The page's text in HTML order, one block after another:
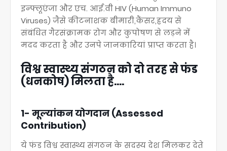
इन्फ्लूएंजा और एच. आई.वी HIV (Human Immuno
Viruses) जैसे कीटनाशक बीमारी,कैंसर,ह्रदय से
संबंधित गैरसंक्रामक रोग और कुपोषण से लड़ने में
मदद करता है और उनपे जानकारियां प्राप्त करता है।
विश्व स्वास्थ्य संगठन को दो तरह से फंड
(धनकोष) मिलता है....
1- मूल्यांकन योगदान (Assessed
Contribution)
ये फंड विश्व स्वास्थ्य संगठन के सदस्य देश मिलकर देते